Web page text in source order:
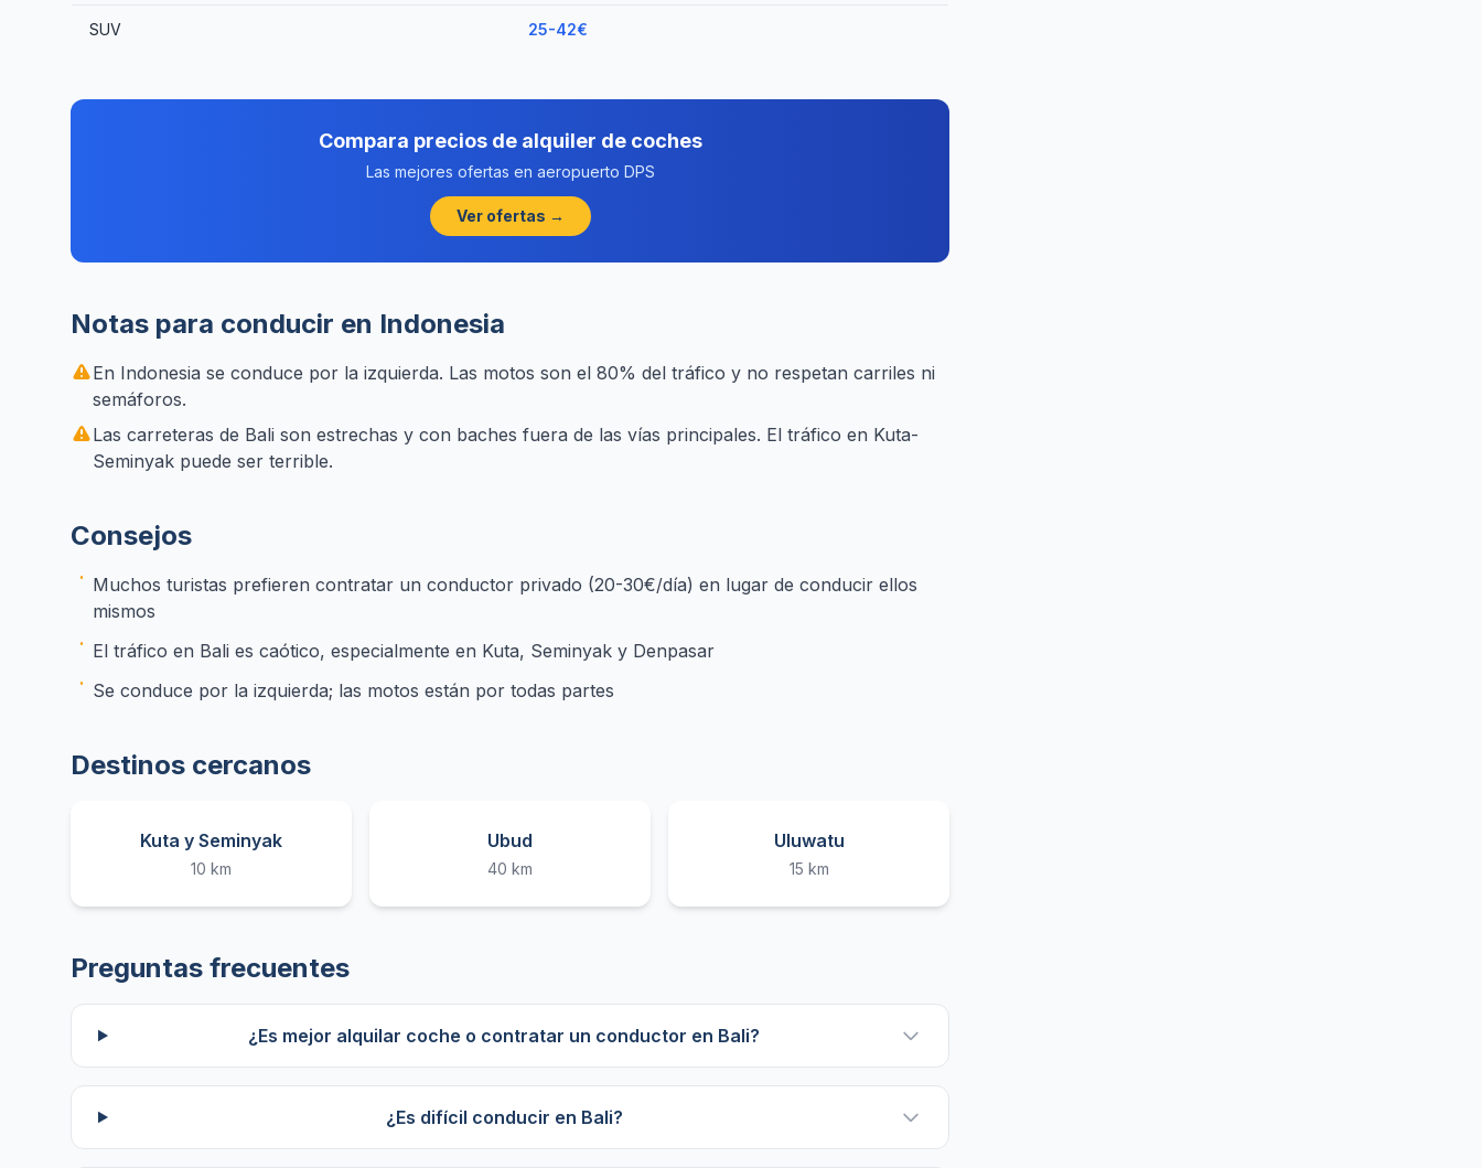
SUV 25-42€
Compara precios de alquiler de coches
Las mejores ofertas en aeropuerto DPS
Ver ofertas →
Notas para conducir en Indonesia
En Indonesia se conduce por la izquierda. Las motos son el 80% del tráfico y no respetan carriles ni
semáforos.
Las carreteras de Bali son estrechas y con baches fuera de las vías principales. El tráfico en Kuta-
Seminyak puede ser terrible.
Consejos
Muchos turistas prefieren contratar un conductor privado (20-30€/día) en lugar de conducir ellos
mismos
El tráfico en Bali es caótico, especialmente en Kuta, Seminyak y Denpasar
Se conduce por la izquierda; las motos están por todas partes
Destinos cercanos
Kuta y Seminyak
10 km
Ubud
40 km
Uluwatu
15 km
Preguntas frecuentes
¿Es mejor alquilar coche o contratar un conductor en Bali?
¿Es difícil conducir en Bali?